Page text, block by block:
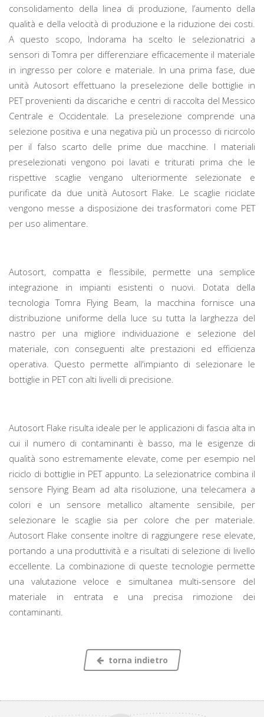
consolidamento della linea di produzione, l’aumento della
qualità e della velocità di produzione e la riduzione dei costi.
A questo scopo, Indorama ha scelto le selezionatrici a
sensori di Tomra per differenziare efficacemente il materiale
in ingresso per colore e materiale. In una prima fase, due
unità Autosort effettuano la preselezione delle bottiglie in
PET provenienti da discariche e centri di raccolta del Messico
Centrale e Occidentale. La preselezione comprende una
selezione positiva e una negativa più un processo di ricircolo
per il falso scarto delle prime due macchine. I materiali
preselezionati vengono poi lavati e triturati prima che le
rispettive scaglie vengano ulteriormente selezionate e
purificate da due unità Autosort Flake. Le scaglie riciclate
vengono messe a disposizione dei trasformatori come PET
per uso alimentare.
Autosort, compatta e flessibile, permette una semplice
integrazione in impianti esistenti o nuovi. Dotata della
tecnologia Tomra Flying Beam, la macchina fornisce una
distribuzione uniforme della luce su tutta la larghezza del
nastro per una migliore individuazione e selezione del
materiale, con conseguenti alte prestazioni ed efficienza
operativa. Questo permette all'impianto di selezionare le
bottiglie in PET con alti livelli di precisione.
Autosort Flake risulta ideale per le applicazioni di fascia alta in
cui il numero di contaminanti è basso, ma le esigenze di
qualità sono estremamente elevate, come per esempio nel
riciclo di bottiglie in PET appunto. La selezionatrice combina il
sensore Flying Beam ad alta risoluzione, una telecamera a
colori e un sensore metallico altamente sensibile, per
selezionare le scaglie sia per colore che per materiale.
Autosort Flake consente inoltre di raggiungere rese elevate,
portando a una produttività e a risultati di selezione di livello
eccellente. La combinazione di queste tecnologie permette
una valutazione veloce e simultanea multi-sensore del
materiale in entrata e una precisa rimozione dei
contaminanti.
torna indietro